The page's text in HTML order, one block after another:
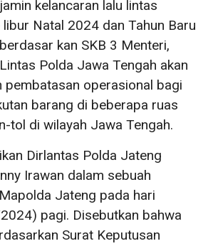
kelancaran lalu lintas
Natal 2024 dan Tahun Baru
kan SKB 3 Menteri,
Polda Jawa Tengah akan
pembatasan operasional bagi
barang di beberapa ruas
tol di wilayah Jawa Tengah.
Dirlantas Polda Jateng
Irawan dalam sebuah
Jateng pada hari
pagi. Disebutkan bahwa
Surat Keputusan